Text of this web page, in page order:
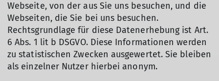
Webseite, von der aus Sie uns besuchen, und die
Webseiten, die Sie bei uns besuchen.
Rechtsgrundlage für diese Datenerhebung ist Art.
6 Abs. 1 lit b DSGVO. Diese Informationen werden
zu statistischen Zwecken ausgewertet. Sie bleiben
als einzelner Nutzer hierbei anonym.